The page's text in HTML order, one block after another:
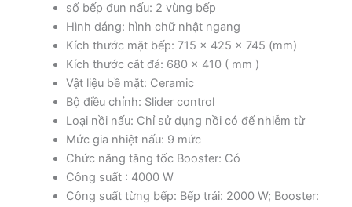
số bếp đun nấu: 2 vùng bếp
Hình dáng: hình chữ nhật ngang
Kích thước mặt bếp: 715 x 425 x 745 (mm)
Kích thước cắt đá: 680 x 410 ( mm )
Vật liệu bề mặt: Ceramic
Bộ điều chỉnh: Slider control
Loại nồi nấu: Chỉ sử dụng nồi có đế nhiễm từ
Mức gia nhiệt nấu: 9 mức
Chức năng tăng tốc Booster: Có
Công suất : 4000 W
Công suất từng bếp: Bếp trái: 2000 W; Booster: